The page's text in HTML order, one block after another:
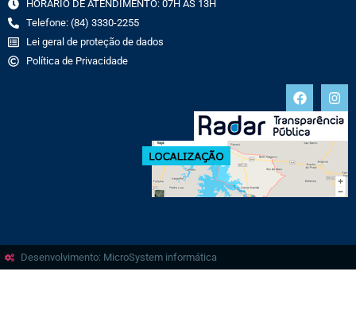
HORÁRIO DE ATENDIMENTO: 07H ÀS 13H
Telefone: (84) 3330-2255
Lei geral de proteção de dados
Política de Privacidade
Desenvolvimento: MicroSystem informática